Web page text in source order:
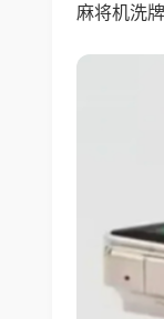
麻将机洗